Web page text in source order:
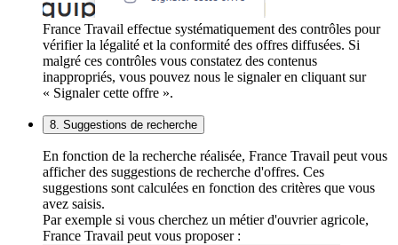
France Travail effectue systématiquement des contrôles pour
vérifier la légalité et la conformité des offres diffusées. Si
malgré ces contrôles vous constatez des contenus
inappropriés, vous pouvez nous le signaler en cliquant sur
« Signaler cette offre ».
8. Suggestions de recherche
En fonction de la recherche réalisée, France Travail peut vous
afficher des suggestions de recherche d'offres. Ces
suggestions sont calculées en fonction des critères que vous
avez saisis.
Par exemple si vous cherchez un métier d'ouvrier agricole,
France Travail peut vous proposer :